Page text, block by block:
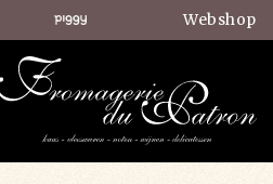
Webshop